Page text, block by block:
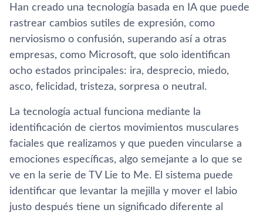
Han creado una tecnología basada en IA que puede
rastrear cambios sutiles de expresión, como
nerviosismo o confusión, superando así a otras
empresas, como Microsoft, que solo identifican
ocho estados principales: ira, desprecio, miedo,
asco, felicidad, tristeza, sorpresa o neutral.
La tecnología actual funciona mediante la
identificación de ciertos movimientos musculares
faciales que realizamos y que pueden vincularse a
emociones específicas, algo semejante a lo que se
ve en la serie de TV Lie to Me. El sistema puede
identificar que levantar la mejilla y mover el labio
justo después tiene un significado diferente al